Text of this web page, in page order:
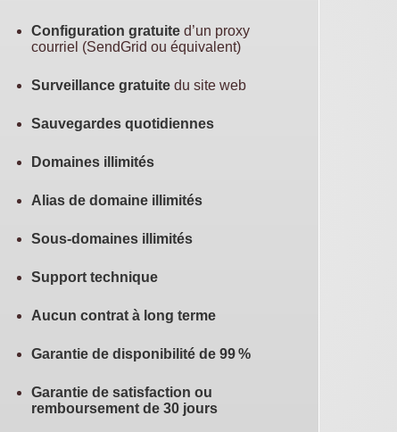
Configuration gratuite d’un proxy
courriel (SendGrid ou équivalent)
Surveillance gratuite du site web
Sauvegardes quotidiennes
Domaines illimités
Alias de domaine illimités
Sous-domaines illimités
Support technique
Aucun contrat à long terme
Garantie de disponibilité de 99 %
Garantie de satisfaction ou
remboursement de 30 jours